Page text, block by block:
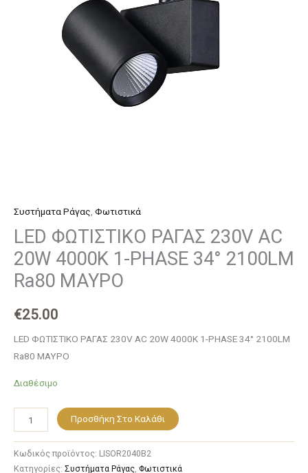
Συστήματα Ράγας, Φωτιστικά
LED ΦΩΤΙΣΤΙΚΟ ΡΑΓΑΣ 230V AC
20W 4000K 1-PHASE 34° 2100LM
Ra80 ΜΑΥΡΟ
€25.00
LED ΦΩΤΙΣΤΙΚΟ ΡΑΓΑΣ 230V AC 20W 4000K 1-PHASE 34° 2100LM
Ra80 ΜΑΥΡΟ
Διαθέσιμο
Προσθήκη Στο Καλάθι
Κωδικός προϊόντος: LISOR2040B2
Κατηγορίες: Συστήματα Ράγας, Φωτιστικά